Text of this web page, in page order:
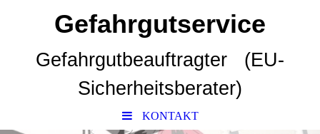
Gefahrgutservice
Gefahrgutbeauftragter (EU-
Sicherheitsberater)
KONTAKT